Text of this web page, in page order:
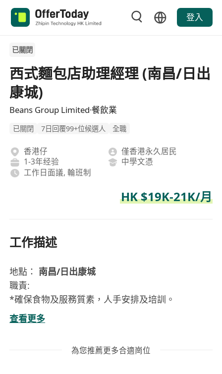
登入
已關閉
西式麵包店助理經理 (南昌/日出
康城)
Beans Group Limited·餐飲業
已關閉 7日回覆99+位候選人 全職
香港仔
僅香港永久居民
1-3年经验
中學文憑
工作日面議, 輪班制
HK $19K-21K/月
工作描述
地點： 南昌/日出康城
職責:
*確保食物及服務質素，人手安排及培訓。
*協助店舖日常營運，包括接待顧客、推廣銷售產品
*處理一般店務工作如收銀、夾包、排貨、上架及包
工作時間: 每週工作5-6天, 每週工作55小時，輪休
查看更多
為您推薦更多合適崗位